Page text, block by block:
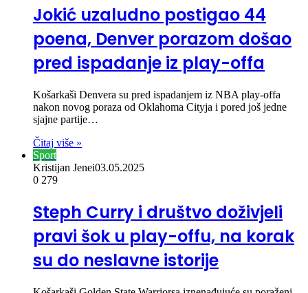
Jokić uzaludno postigao 44
poena, Denver porazom došao
pred ispadanje iz play-offa
Košarkaši Denvera su pred ispadanjem iz NBA play-offa
nakon novog poraza od Oklahoma Cityja i pored još jedne
sjajne partije…
Čitaj više »
Sport
Kristijan Jenei03.05.2025
0 279
Steph Curry i društvo doživjeli
pravi šok u play-offu, na korak
su do neslavne istorije